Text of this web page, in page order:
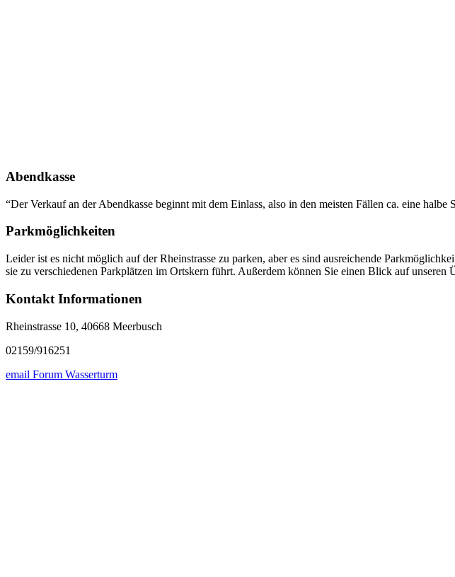
Abendkasse
“Der Verkauf an der Abendkasse beginnt mit dem Einlass, also in den meisten Fällen ca. eine halbe
Parkmöglichkeiten
Leider ist es nicht möglich auf der Rheinstrasse zu parken, aber es sind ausreichende
sie zu verschiedenen Parkplätzen im Ortskern führt. Außerdem können Sie einen Blick auf
Kontakt Informationen
Rheinstrasse 10, 40668 Meerbusch
02159/916251
email Forum Wasserturm